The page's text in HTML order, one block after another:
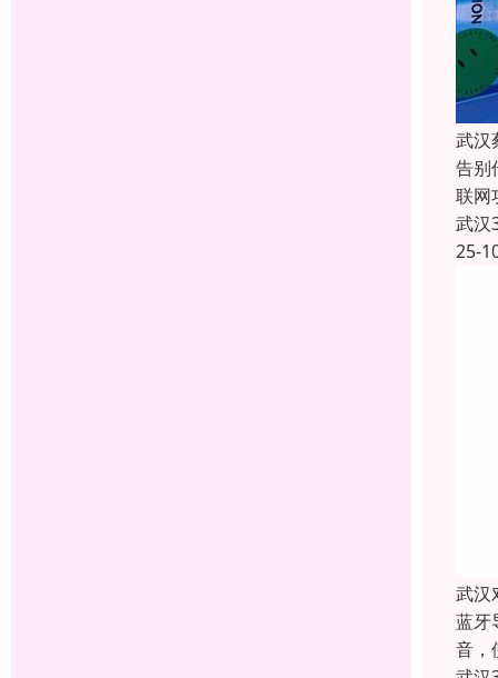
武汉
告别
联网
武汉
25-
武汉
蓝牙
音，